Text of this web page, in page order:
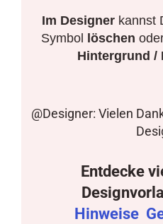
Im Designerkannst
Symbol
löschen
Hintergrund /
@Designer: Vielen
Entdecke
Hinweise